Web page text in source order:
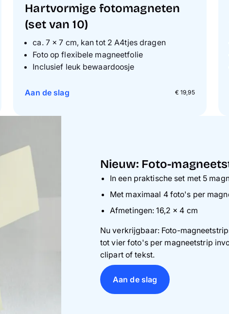
Hartvormige fotomagneten
(set van 10)
ca. 7 × 7 cm, kan tot 2 A4tjes dragen
Foto op flexibele magneetfolie
Inclusief leuk bewaardoosje
€ 19,95
Aan de slag
Nieuw: Foto-
In een praktische set met 5
Met maximaal 4 foto's per
Afmetingen: 16,2 × 4 cm
Nu verkrijgbaar: Foto-
tot vier foto's per magneetstrip
clipart of tekst.
Aan de slag